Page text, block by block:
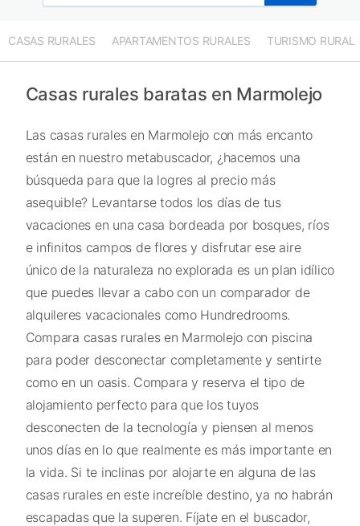
CASAS RURALES APARTAMENTOS RURALES TURISMO RURAL
Casas rurales baratas en Marmolejo
Las casas rurales en Marmolejo con más encanto
están en nuestro metabuscador, ¿hacemos una
búsqueda para que la logres al precio más
asequible? Levantarse todos los días de tus
vacaciones en una casa bordeada por bosques, ríos
e infinitos campos de flores y disfrutar ese aire
único de la naturaleza no explorada es un plan idílico
que puedes llevar a cabo con un comparador de
alquileres vacacionales como Hundredrooms.
Compara casas rurales en Marmolejo con piscina
para poder desconectar completamente y sentirte
como en un oasis. Compara y reserva el tipo de
alojamiento perfecto para que los tuyos
desconecten de la tecnología y piensen al menos
unos días en lo que realmente es más importante en
la vida. Si te inclinas por alojarte en alguna de las
casas rurales en este increíble destino, ya no habrán
escapadas que la superen. Fíjate en el buscador,